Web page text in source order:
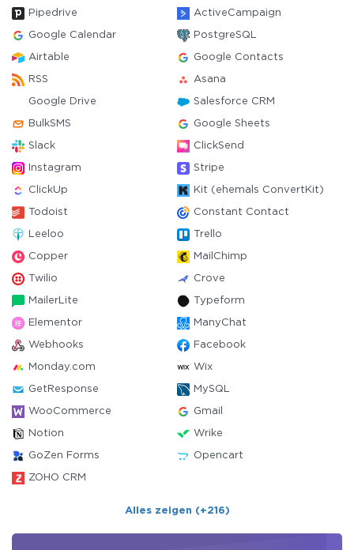
Pipedrive ActiveCampaign
Google Calendar PostgreSQL
Airtable Google Contacts
RSS Asana
Google Drive Salesforce CRM
BulkSMS Google Sheets
Slack ClickSend
Instagram Stripe
ClickUp Kit (ehemals ConvertKit)
Todoist Constant Contact
Leeloo Trello
Copper MailChimp
Twilio Crove
MailerLite Typeform
Elementor ManyChat
Webhooks Facebook
Monday.com Wix
GetResponse MySQL
WooCommerce Gmail
Notion Wrike
GoZen Forms Opencart
ZOHO CRM
Alles zeigen (+216)